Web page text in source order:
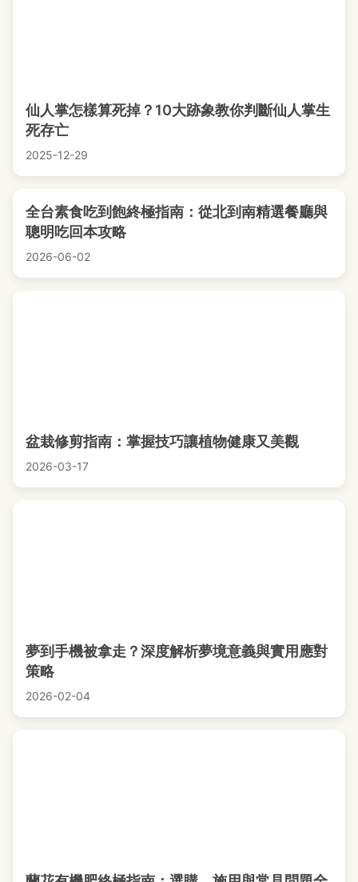
仙人掌怎樣算死掉？10大跡象教你判斷仙人掌生
死存亡
2025-12-29
全台素食吃到飽終極指南：從北到南精選餐廳與
聰明吃回本攻略
2026-06-02
盆栽修剪指南：掌握技巧讓植物健康又美觀
2026-03-17
夢到手機被拿走？深度解析夢境意義與實用應對
策略
2026-02-04